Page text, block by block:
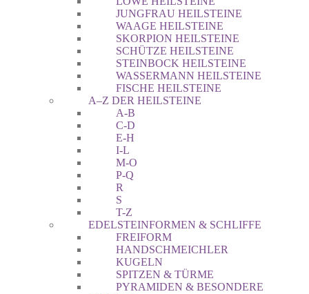
JUNGFRAU HEILSTEINE
WAAGE HEILSTEINE
SKORPION HEILSTEINE
SCHÜTZE HEILSTEINE
STEINBOCK HEILSTEINE
WASSERMANN HEILSTEINE
FISCHE HEILSTEINE
A–Z DER HEILSTEINE
A-B
C-D
E-H
I-L
M-O
P-Q
R
S
T-Z
EDELSTEINFORMEN & SCHLIFFE
FREIFORM
HANDSCHMEICHLER
KUGELN
SPITZEN & TÜRME
PYRAMIDEN & BESONDERE